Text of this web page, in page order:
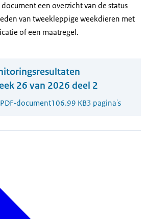
een overzicht van de status
van tweekleppige weekdieren met
of een maatregel.
26 van 2026 deel 2
PDF-document106.99 KB3 pagina's